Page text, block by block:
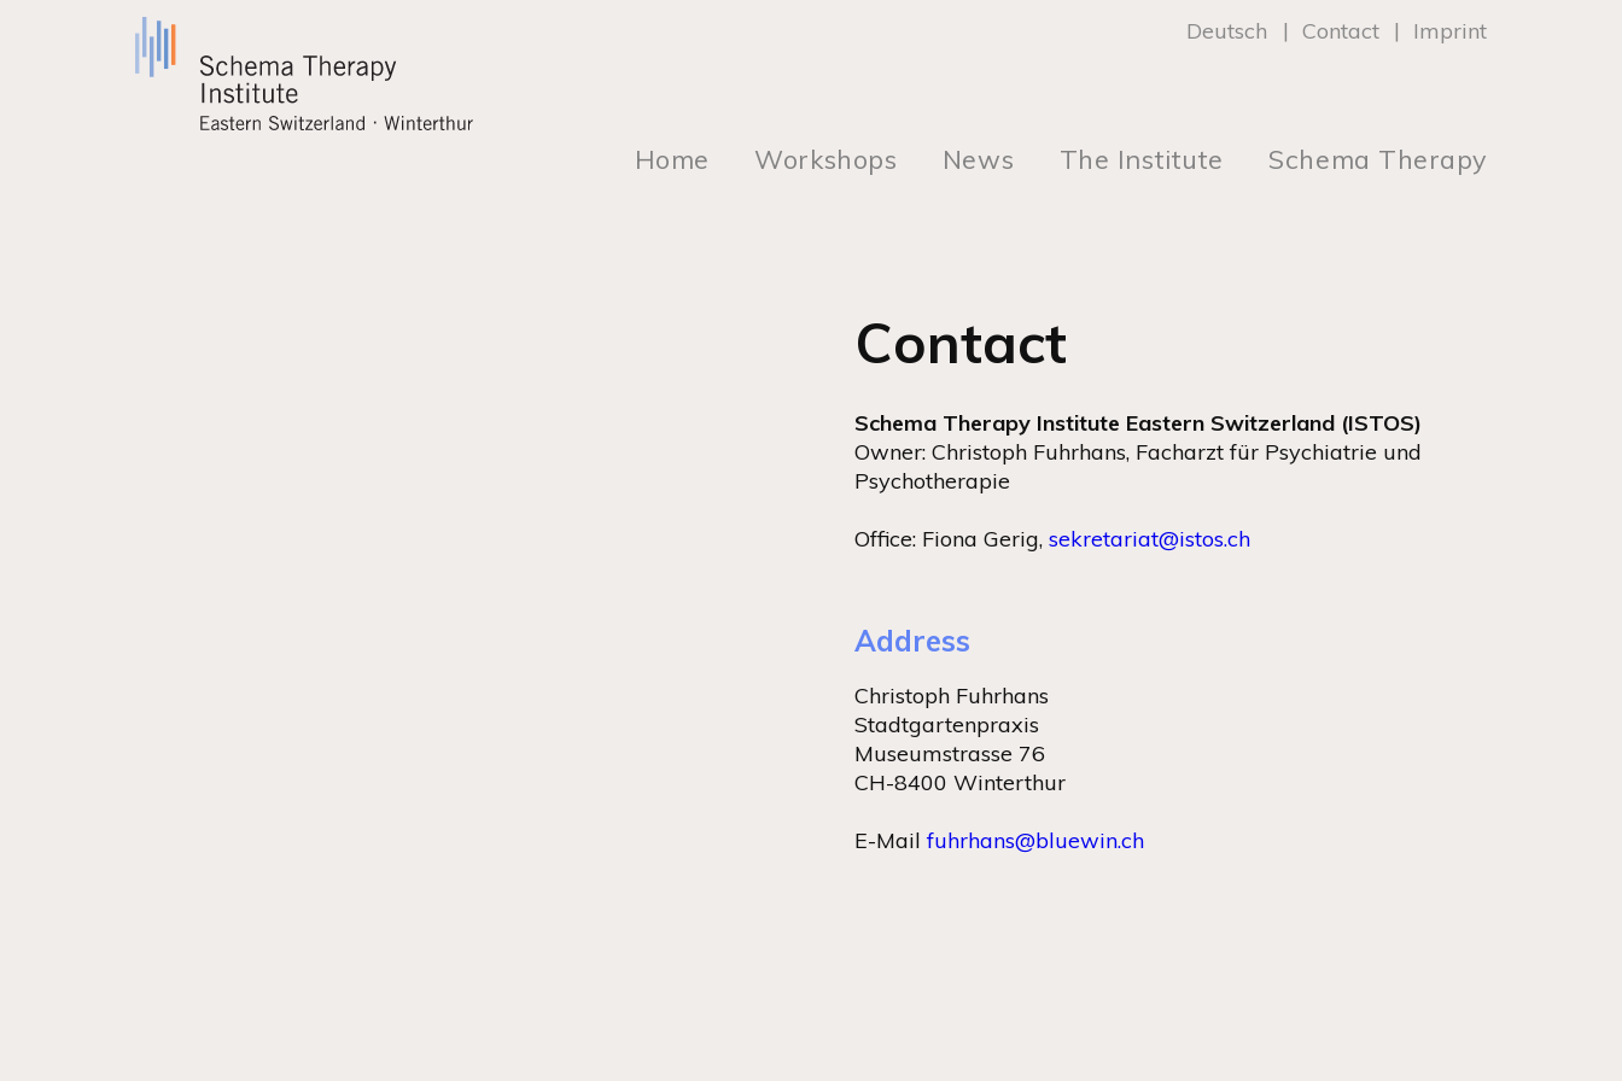
Deutsch Contact Imprint
Home Workshops News The Institute Schema Therapy
Contact
Schema Therapy Institute Eastern Switzerland (ISTOS)
Owner: Christoph Fuhrhans, Facharzt für Psychiatrie und
Psychotherapie
Office: Fiona Gerig, sekretariat@istos.ch
Address
Christoph Fuhrhans
Stadtgartenpraxis
Museumstrasse 76
CH-8400 Winterthur
E-Mail fuhrhans@bluewin.ch